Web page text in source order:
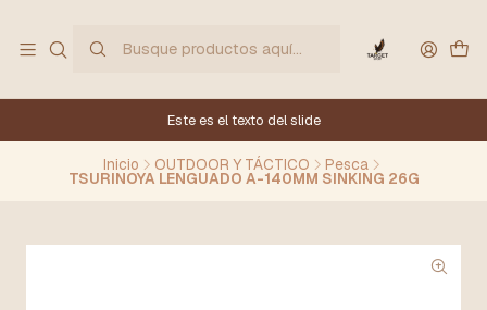
Este es el texto del slide
Inicio OUTDOOR Y TÁCTICO Pesca
TSURINOYA LENGUADO A-140MM SINKING 26G